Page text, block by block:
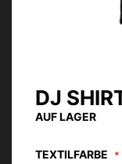
DJ
AUF LAGER
TEXTILFARBE
Zum
Anfang
der
springen